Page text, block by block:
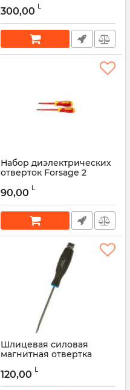
Артикул: 51632
300,00 L
Набор диэлектрических
отверток Forsage 2
блистере F-2028DE
Артикул: 51626
90,00 L
Шлицевая силовая
магнитная отвертка
70280150
Артикул: 51625
120,00 L